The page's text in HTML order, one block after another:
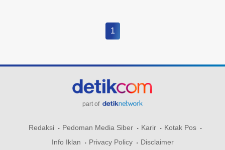
1
part of
Redaksi Pedoman Media Siber Karir
Kotak Pos
Info Iklan
Privacy Policy Disclaimer